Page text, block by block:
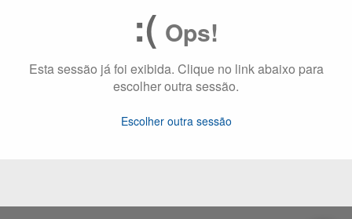
:( Ops!
Esta sessão já foi exibida. Clique no link abaixo para
escolher outra sessão.
Escolher outra sessão